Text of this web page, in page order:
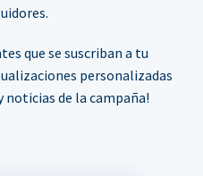
que se suscriban a tu
personalizadas
de la campaña!